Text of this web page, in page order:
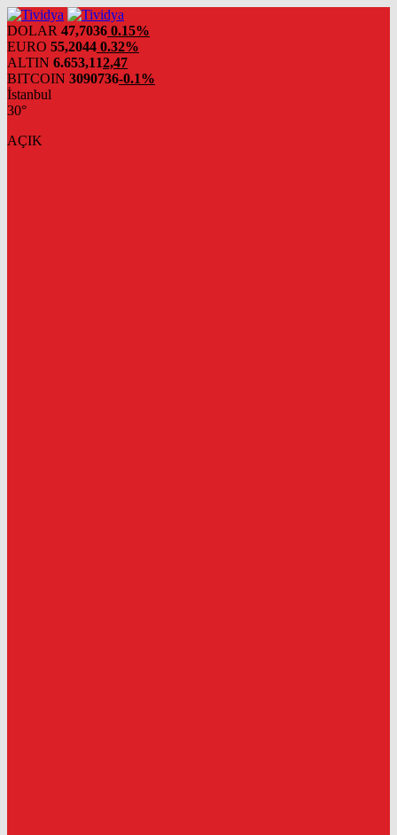
evden
eve
nakliyat
DOLAR 47,7036 0.15%
EURO 55,2044 0.32%
ALTIN 6.653,112,47
BITCOIN 3090736-0.1%
İstanbul
30°
AÇIK